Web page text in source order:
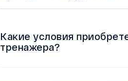
Какие условия
тренажера?